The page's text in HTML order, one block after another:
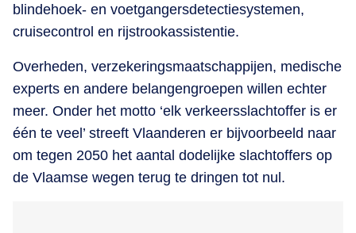
blindehoek- en voetgangersdetectiesystemen,
cruisecontrol en rijstrookassistentie.
Overheden, verzekeringsmaatschappijen, medische
experts en andere belangengroepen willen echter
meer. Onder het motto ‘elk verkeersslachtoffer is er
één te veel’ streeft Vlaanderen er bijvoorbeeld naar
om tegen 2050 het aantal dodelijke slachtoffers op
de Vlaamse wegen terug te dringen tot nul.